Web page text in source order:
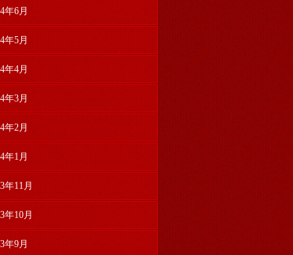
年6月
年5月
年4月
年3月
年2月
年1月
年11月
年10月
年9月